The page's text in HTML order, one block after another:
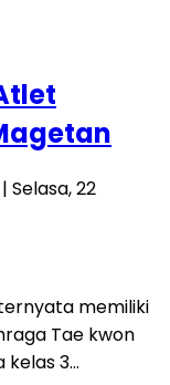
| Selasa, 22
memiliki
Tae kwon
kelas 3…